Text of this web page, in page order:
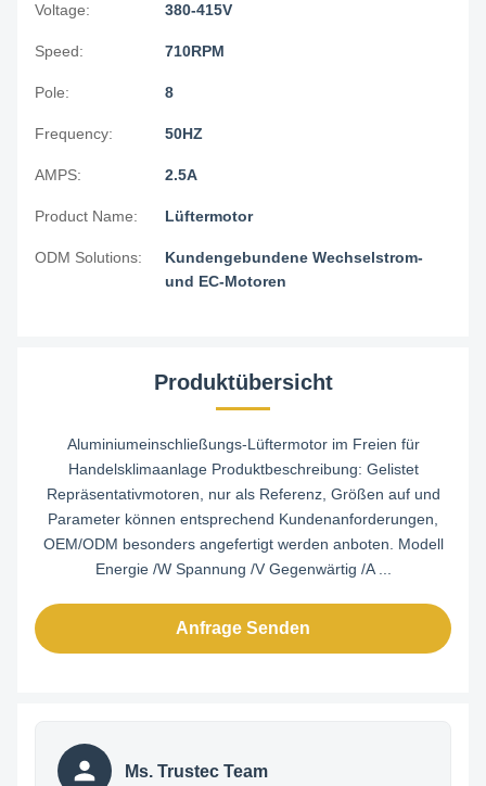
Voltage: 380-415V
Speed: 710RPM
Pole: 8
Frequency: 50HZ
AMPS: 2.5A
Product Name: Lüftermotor
ODM Solutions:
Kundengebundene Wechselstrom-
und EC-Motoren
Produktübersicht
Aluminiumeinschließungs-Lüftermotor im Freien für
Handelsklimaanlage Produktbeschreibung: Gelistet
Repräsentativmotoren, nur als Referenz, Größen auf und
Parameter können entsprechend Kundenanforderungen,
OEM/ODM besonders angefertigt werden anboten. Modell
Energie /W Spannung /V Gegenwärtig /A ...
Anfrage Senden
Ms. Trustec Team